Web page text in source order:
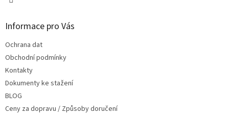
Informace pro Vás
Ochrana dat
Obchodní podmínky
Kontakty
Dokumenty ke stažení
BLOG
Ceny za dopravu / Způsoby doručení